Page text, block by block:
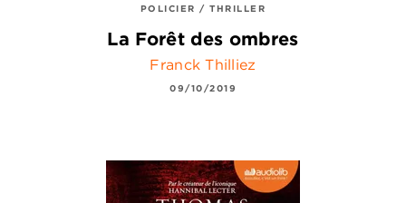
POLICIER / THRILLER
La Forêt des ombres
Franck Thilliez
09/10/2019